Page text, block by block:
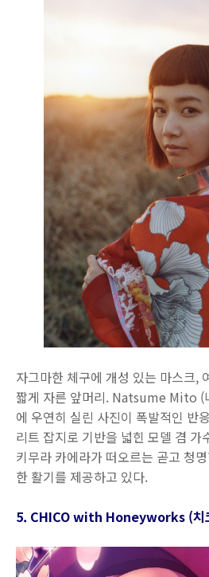
자그마한 체구에 개성 있는 마스크,
짧게 자른 앞머리. Natsume Mito (
에 우연히 실린 사진이 폭발적인 반
리트 잡지로 기반을 넓힌 모델 겸 가
키무라 카에라가 떠오르는 곧고 청
한 활기를 제공하고 있다.
5. CHICO with Honeyworks (치